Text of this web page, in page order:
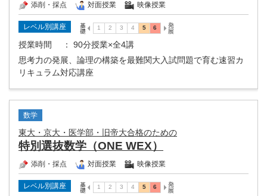
添削・採点 対面授業 映像授業
レベル別講座
授業時間
： 90分授業×全4講
思考力の発展、論理の構築を最難関大入試問題で育む速習カ
リキュラム対応講座
数学
東大・京大・医学部・旧帝大合格のための
特別選抜数学（ONE WEX）
添削・採点 対面授業 映像授業
レベル別講座